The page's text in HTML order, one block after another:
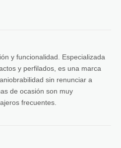
y funcionalidad. Especializada
y perfilados, es una marca
sin renunciar a
de ocasión son muy
frecuentes.